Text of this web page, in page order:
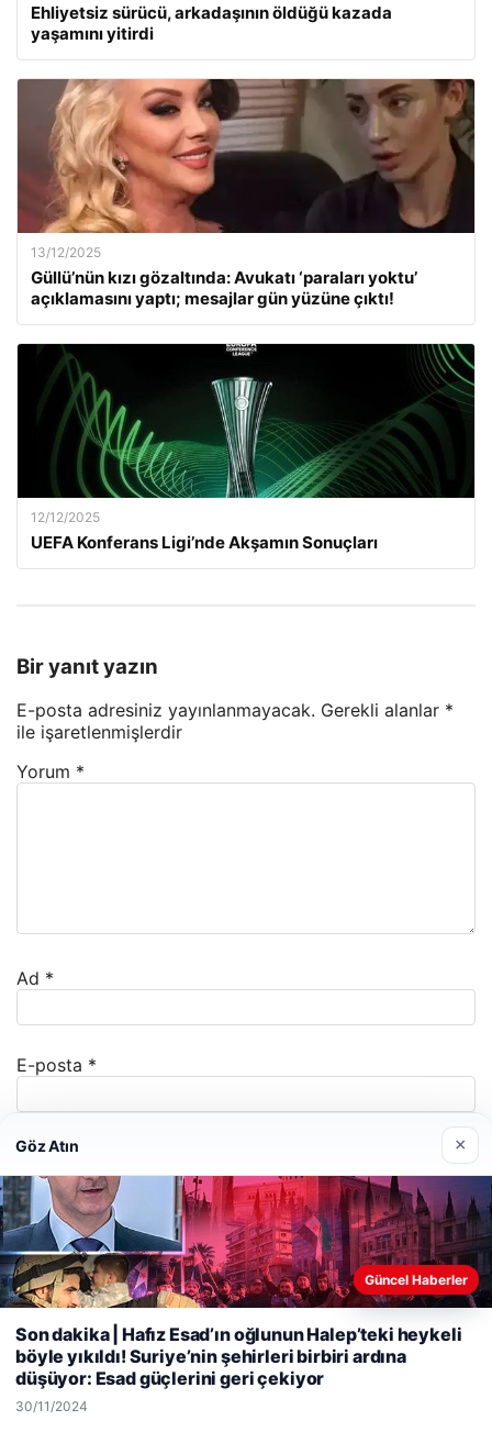
Ehliyetsiz sürücü, arkadaşının öldüğü kazada
yaşamını yitirdi
13/12/2025
Güllü’nün kızı gözaltında: Avukatı ‘paraları yoktu’
açıklamasını yaptı; mesajlar gün yüzüne çıktı!
12/12/2025
UEFA Konferans Ligi’nde Akşamın Sonuçları
Bir yanıt yazın
E-posta adresiniz yayınlanmayacak. Gerekli alanlar *
ile işaretlenmişlerdir
Yorum *
Ad *
E-posta *
İnternet sitesi
Daha sonraki yorumlarımda kullanılması için adım, e-
posta adresim ve site adresim bu tarayıcıya
kaydedilsin.
deneyiminizi kişiselleştirmek ve geliştirmek amacıyla çerezler
kullanıyoruz.Çerez Politikamız
Reddet Kabul Et
Göz Atın ×
Güncel Haberler
Son dakika | Hafız Esad’ın oğlunun Halep’teki heykeli
böyle yıkıldı! Suriye’nin şehirleri birbiri ardına
düşüyor: Esad güçlerini geri çekiyor
30/11/2024